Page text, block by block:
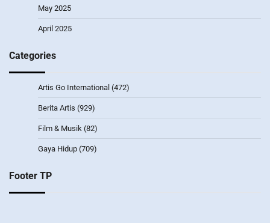
May 2025
April 2025
Categories
Artis Go International (472)
Berita Artis (929)
Film & Musik (82)
Gaya Hidup (709)
Footer TP